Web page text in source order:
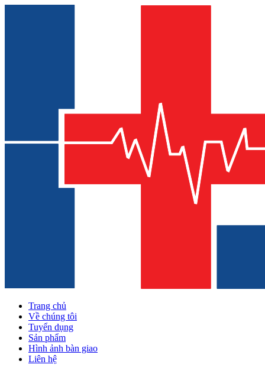
Trang chủ
Về chúng tôi
Tuyển dụng
Sản phẩm
Hình ảnh bàn giao
Liên hệ